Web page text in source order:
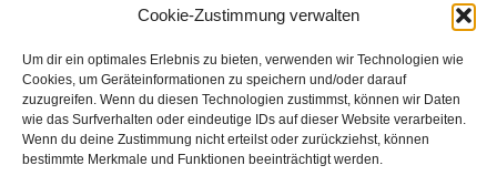
Cookie-Zustimmung verwalten
Um dir ein optimales Erlebnis zu bieten, verwenden wir Technologien wie
Cookies, um Geräteinformationen zu speichern und/oder darauf
zuzugreifen. Wenn du diesen Technologien zustimmst, können wir Daten
wie das Surfverhalten oder eindeutige IDs auf dieser Website verarbeiten.
Wenn du deine Zustimmung nicht erteilst oder zurückziehst, können
bestimmte Merkmale und Funktionen beeinträchtigt werden.
Kunst am Berg